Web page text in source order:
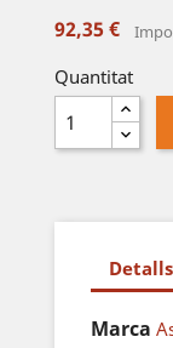
92,35 €
Quantitat
Marca